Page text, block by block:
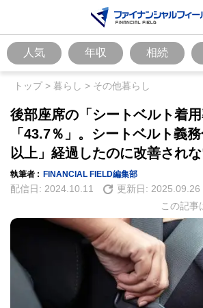
人気 年収 相続
トップ> 暮らし > その他暮らし
後部座席の「シートベルト着
「43.7％」。シートベルト義
以上」経過したのに改善され
執筆者 : FINANCIAL FIELD編集部
配信日: 2024.10.11 更新日: 2025.09.26
この記事